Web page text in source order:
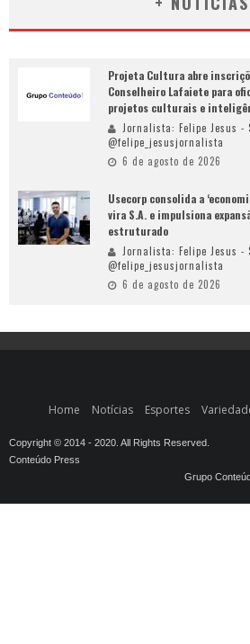
Projeta Cultura abre
Conselheiro Lafaiete para
projetos culturais e
Jornalista: Felipe Jesus -
@felipe_jesusjornalista
6 de agosto de 2026
Usecorp consolida a
vira S.A. e impulsiona
estruturado
Jornalista: Felipe Jesus -
@felipe_jesusjornalista
6 de agosto de 2026
Home Notícias Esportes
Copyright © 2014 - 2020. All Rights Reserved.
Conteúdo Press
Grupo